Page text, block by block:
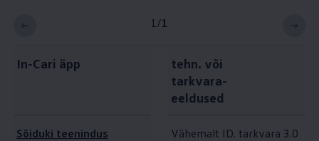
1 /1
In-Cari äpp
tehn. või
tarkvara-
eeldused
Sõiduki teenindus Vähemalt ID. tarkvara 3.0